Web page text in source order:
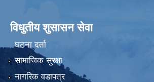
विधुतीय शुसासन सेवा
घटना दर्ता
सामाजिक सुरक्षा
नागरिक वडापत्र